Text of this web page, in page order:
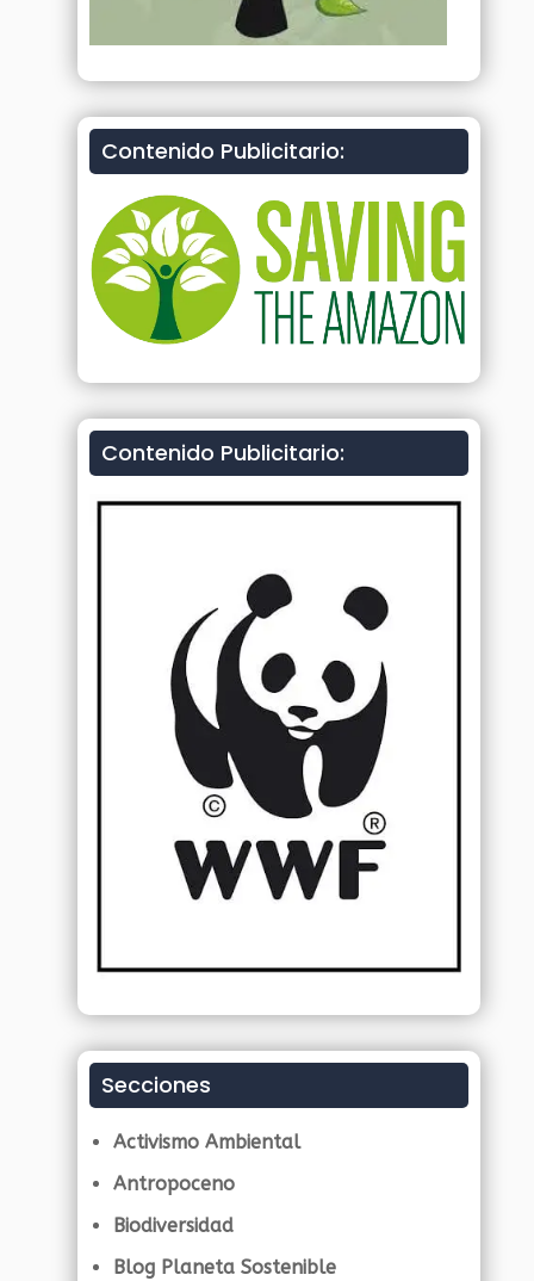
Contenido Publicitario:
Contenido Publicitario:
Secciones
Activismo Ambiental
Antropoceno
Biodiversidad
Blog Planeta Sostenible